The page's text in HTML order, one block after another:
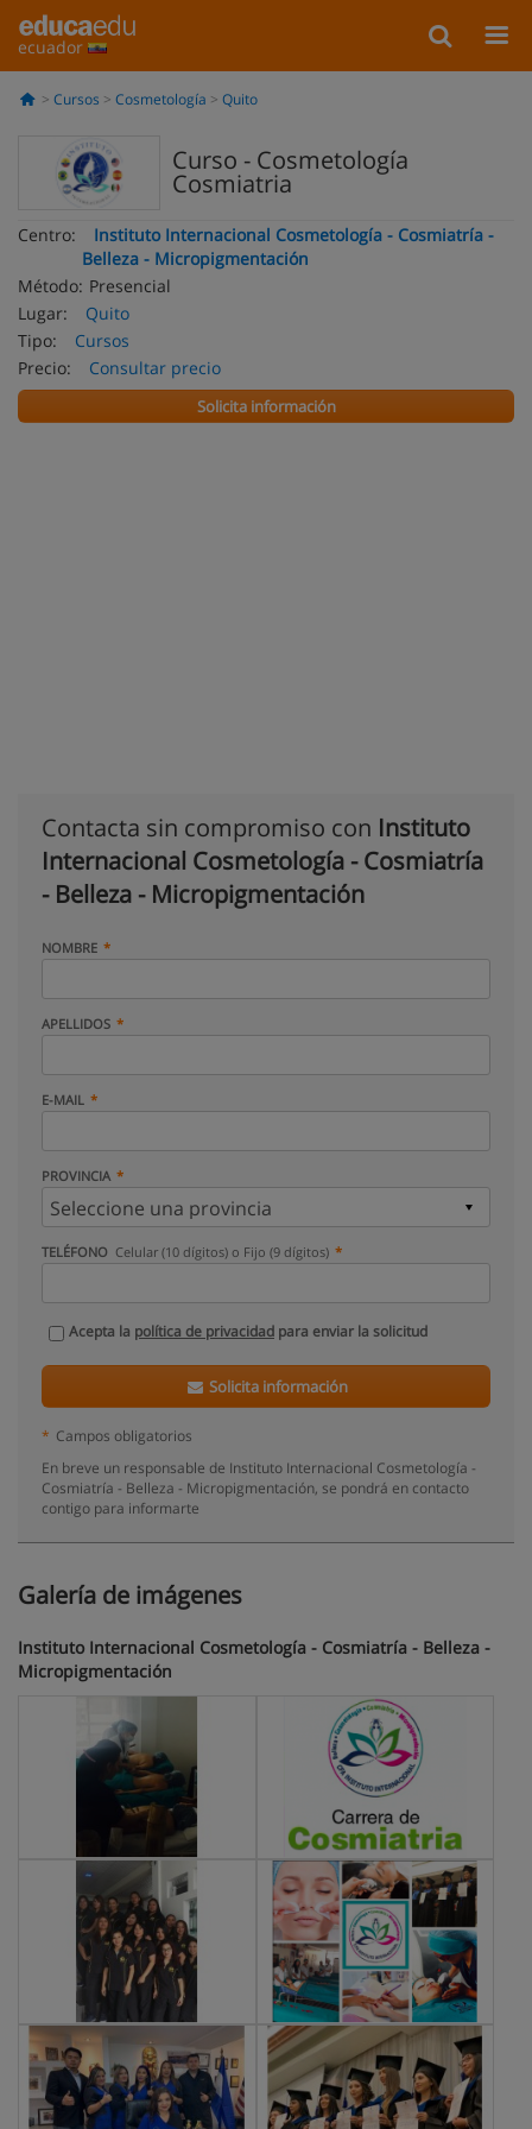
ecuador
Cursos Cosmetología Quito
Curso - Cosmetología
Cosmiatria
Centro:
Instituto Internacional Cosmetología - Cosmiatría -
Belleza - Micropigmentación
Método: Presencial
Lugar:
Quito
Tipo:
Cursos
Precio:
Consultar precio
Solicita información
Contacta sin compromiso con Instituto
Internacional Cosmetología - Cosmiatría
- Belleza - Micropigmentación
NOMBRE
APELLIDOS
E-MAIL
PROVINCIA
TELÉFONO Celular (10 dígitos) o Fijo (9 dígitos)
Acepta la política de privacidad para enviar la solicitud
Solicita información
* Campos obligatorios
En breve un responsable de Instituto Internacional Cosmetología -
Cosmiatría - Belleza - Micropigmentación, se pondrá en contacto
contigo para informarte
Galería de imágenes
Instituto Internacional Cosmetología - Cosmiatría - Belleza -
Micropigmentación